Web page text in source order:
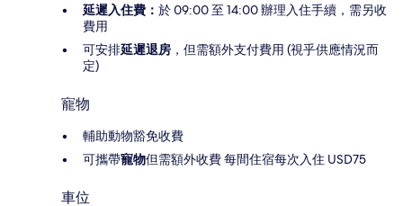
延遲入住費： 於 09:00 至 14:00 辦理入住手續，需另收
費用
可安排延遲退房 ，但需額外支付費用 (視乎供應情況而
定)
寵物
輔助動物豁免收費
可攜帶寵物但需額外收費 每間住宿每次入住 USD75
車位